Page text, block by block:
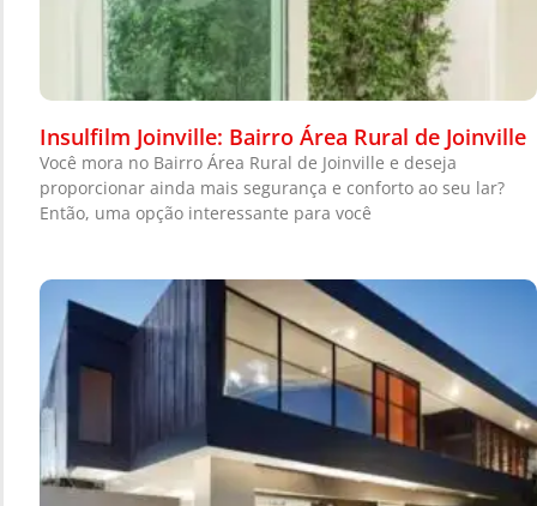
Insulfilm Joinville: Bairro Área Rural de Joinville
Você mora no Bairro Área Rural de Joinville e deseja
proporcionar ainda mais segurança e conforto ao seu lar?
Então, uma opção interessante para você